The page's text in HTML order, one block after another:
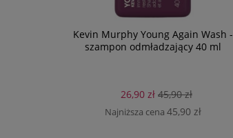
Kevin Murphy Young Again Wash -
szampon odmładzający 40 ml
26,90 zł 45,90 zł
Najniższa cena 45,90 zł